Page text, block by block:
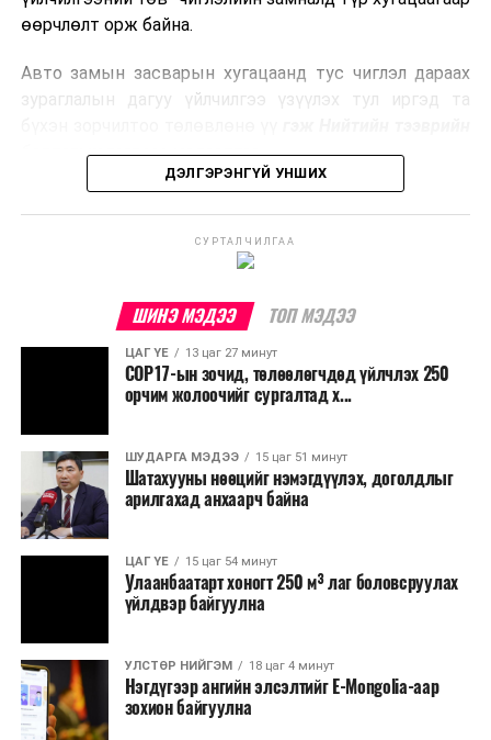
боловсруулах үйлдвэрүүдээр дулаан, цахилгаан
Ийнхүү лаг хатаах, шатаах технологийг лагийн
улсад өргөн ашиглаж байна.
өөрчлөлт орж байна.
Авто замын засварын хугацаанд тус чиглэл дараах
зураглалын дагуу үйлчилгээ үзүүлэх тул иргэд та
бодлогын газраас мэдээллээ.
ДЭЛГЭРЭНГҮЙ УНШИХ
СУРТАЛЧИЛГАА
ШИНЭ МЭДЭЭ ТОП МЭДЭЭ
ЦАГ ҮЕ 13 цаг 27 минут
COP17-ын зочид, төлөөлөгчдөд үйлчлэх 250
орчим жолоочийг сургалтад х...
ШУДАРГА МЭДЭЭ 15 цаг 51 минут
Шатахууны нөөцийг нэмэгдүүлэх, доголдлыг
арилгахад анхаарч байна
ЦАГ ҮЕ 15 цаг 54 минут
Улаанбаатарт хоногт 250 м³ лаг боловсруулах
үйлдвэр байгуулна
УЛСТӨР НИЙГЭМ 18 цаг 4 минут
Нэгдүгээр ангийн элсэлтийг E-Mongolia-аар
зохион байгуулна